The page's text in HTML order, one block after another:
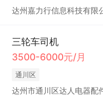
达州嘉力行信息科技有限
三轮车司机
3500-6000元/月
通川区
达州市通川区达人电器配